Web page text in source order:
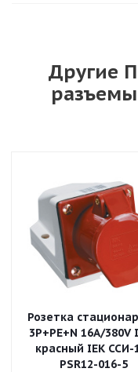
Другие
Розетка
3P+РЕ+N 16A/380V
красный IEK ССИ-
PSR12-016-5